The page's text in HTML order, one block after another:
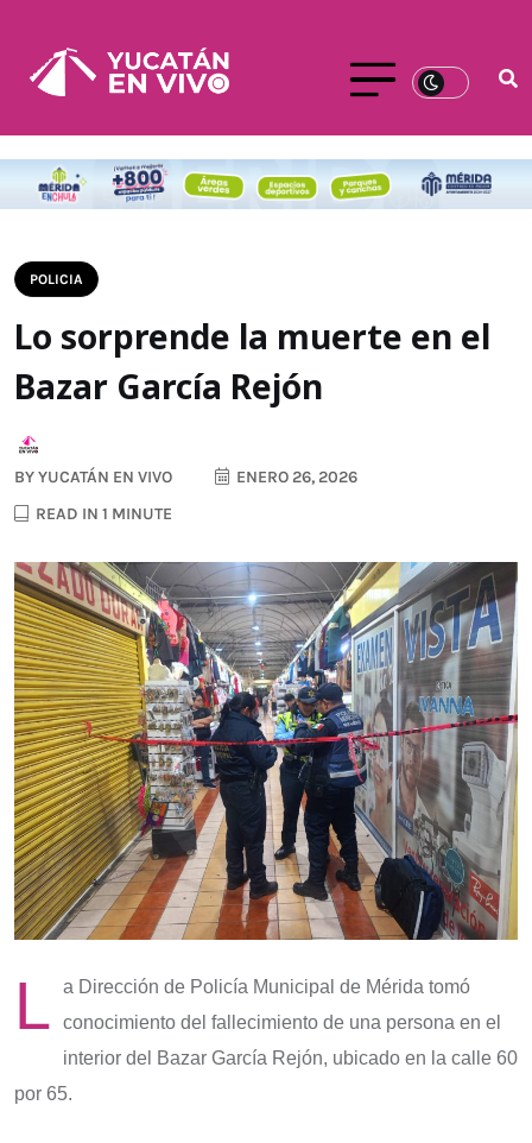
POLICIA
Lo sorprende la muerte en el
Bazar García Rejón
BYYUCATÁN EN VIVO
ENERO 26, 2026
READ IN 1 MINUTE
L
a Dirección de Policía Municipal de Mérida tomó
conocimiento del fallecimiento de una persona en el
interior del Bazar García Rejón, ubicado en la calle 60
por 65.